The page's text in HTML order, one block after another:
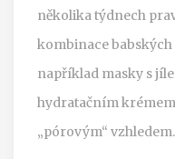
několika týdnech
kombinace
například masky s
hydratačním
„pórovým“ vzhledem.